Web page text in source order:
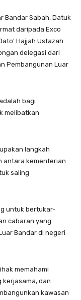
Bandar Sabah, Datuk
daripada Exco
Hajjah Ustazah
delegasi dari
Pembangunan Luar
bagi
melibatkan
langkah
antara kementerian
saling
untuk bertukar-
cabaran yang
Bandar di negeri
memahami
dan
kawasan